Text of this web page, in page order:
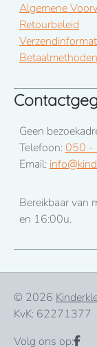
Algemene
Retourbeleid
Betaalmethoden
Geen
Telefoon: 050 -
Email:
Bereikbaar van
en 16:00u.
© 2026
KvK: 62271377
Volg ons op: